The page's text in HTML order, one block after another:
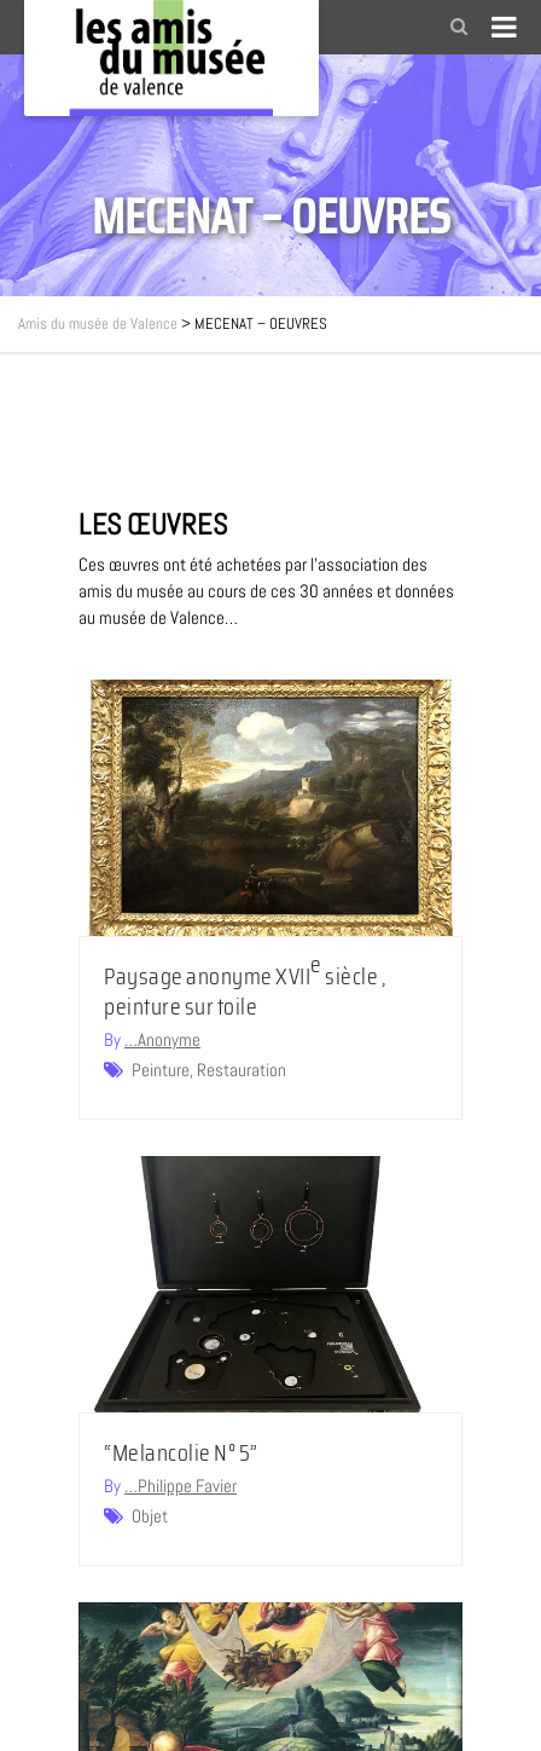
MECENAT – OEUVRES
Amis du musée de Valence > MECENAT – OEUVRES
LES ŒUVRES
Ces œuvres ont été achetées par l'association des
amis du musée au cours de ces 30 années et données
au musée de Valence…
Paysage anonyme XVIIesiècle ,
peinture sur toile
By …Anonyme
Peinture, Restauration
“Melancolie N° 5”
By …Philippe Favier
Objet